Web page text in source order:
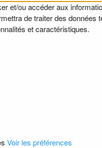
et/ou accéder aux
de traiter des
et caractéristiques.
Voir les préférences